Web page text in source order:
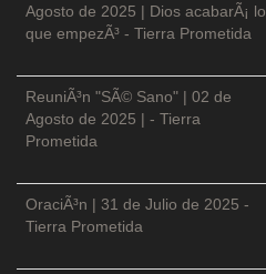
Agosto de 2025 | Dios acabarÃ¡ lo
que empezÃ³ - Tierra Prometida
ReuniÃ³n "SÃ© Sano" | 02 de
Agosto de 2025 | - Tierra
Prometida
OraciÃ³n | 31 de Julio de 2025 -
Tierra Prometida